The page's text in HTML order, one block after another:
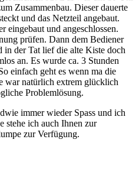
Zusammenbau. Dieser dauerte
und das Netzteil angebaut.
eingebaut und angeschlossen.
prüfen. Dann dem Bediener
in der Tat lief die alte Kiste doch
an. Es wurde ca. 3 Stunden
einfach geht es wenn ma die
war natürlich extrem glücklich
Problemlösung.
immer wieder Spass und ich
stehe ich auch Ihnen zur
zur Verfügung.